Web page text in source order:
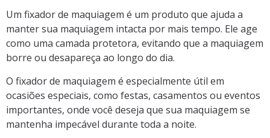
Um fixador de maquiagem é um produto que ajuda a
manter sua maquiagem intacta por mais tempo. Ele age
como uma camada protetora, evitando que a maquiagem
borre ou desapareça ao longo do dia.
O fixador de maquiagem é especialmente útil em
ocasiões especiais, como festas, casamentos ou eventos
importantes, onde você deseja que sua maquiagem se
mantenha impecável durante toda a noite.